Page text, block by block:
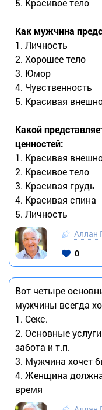
Как мужчина
1. Личность
2. Хорошее тело
3. Юмор
4. Чувственность
5. Красивая
Какой
ценностей:
1. Красивая
2. Красивое тело
3. Красивая грудь
4. Красивая спина
5. Личность
Аллан
0
Вот четыре
мужчины всегда
1. Секс.
2. Основные
забота и т.п.
3. Мужчина хочет
4. Женщина
время